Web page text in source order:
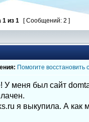
1 из 1 [ Сообщений: 2 ]
Помогите восстановить
У меня был сайт
я выкупила. А как